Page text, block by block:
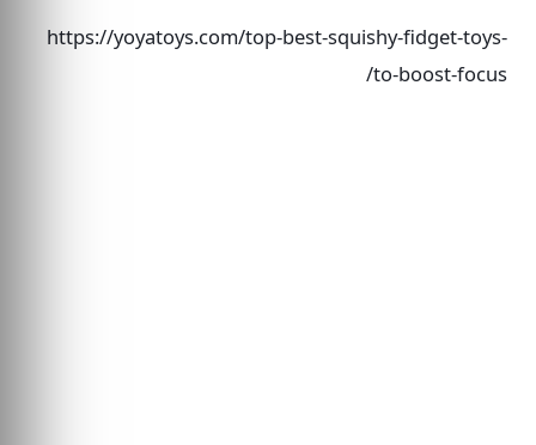
https://yoyatoys.com/top-best-squishy-fidget-toys-
to-boost-focus/